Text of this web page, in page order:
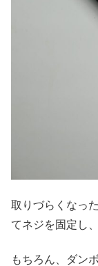
取りづらくなっ
てネジを固定し
もちろん、ダン